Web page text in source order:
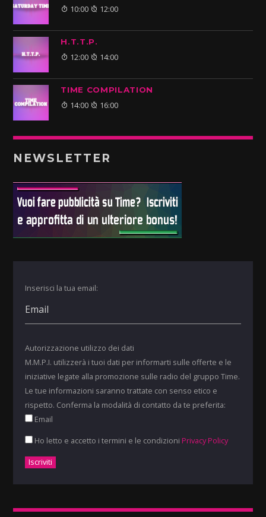
10:00 12:00
H.T.T.P.
12:00 14:00
TIME COMPILATION
14:00 16:00
NEWSLETTER
Inserisci la tua email:
Autorizzazione utilizzo dei dati
M.M.P.I. utilizzerà i tuoi dati per informarti sulle offerte e le
iniziative legate alla promozione sulle radio del gruppo Time.
Le tue informazioni saranno trattate con senso etico e
rispetto. Conferma la modalità di contatto da te preferita:
Email
Ho letto e accetto i termini e le condizioni Privacy Policy